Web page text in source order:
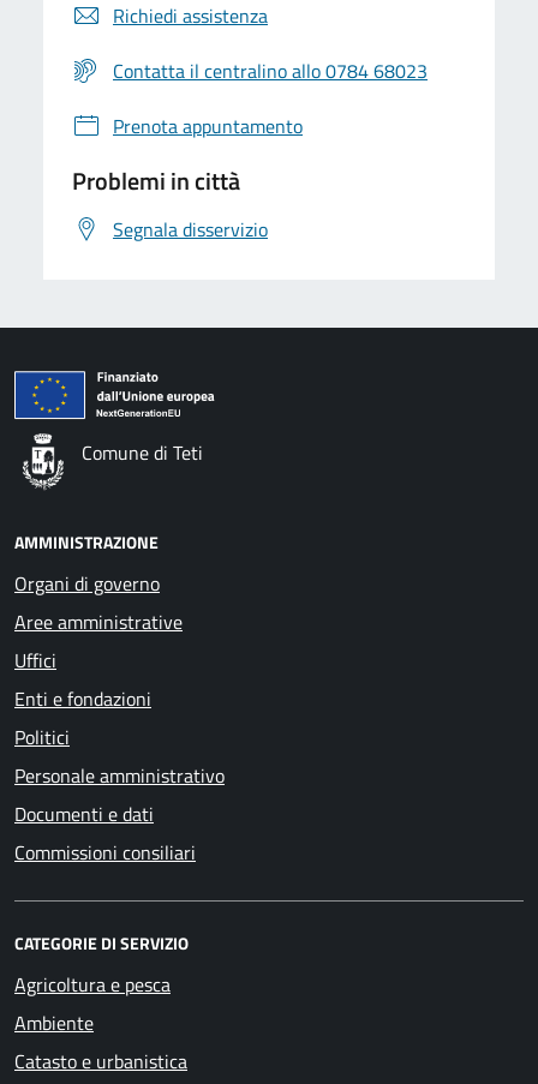
Richiedi assistenza
Contatta il centralino allo 0784 68023
Prenota appuntamento
Problemi in città
Segnala disservizio
Comune di Teti
AMMINISTRAZIONE
Organi di governo
Aree amministrative
Uffici
Enti e fondazioni
Politici
Personale amministrativo
Documenti e dati
Commissioni consiliari
CATEGORIE DI SERVIZIO
Agricoltura e pesca
Ambiente
Catasto e urbanistica